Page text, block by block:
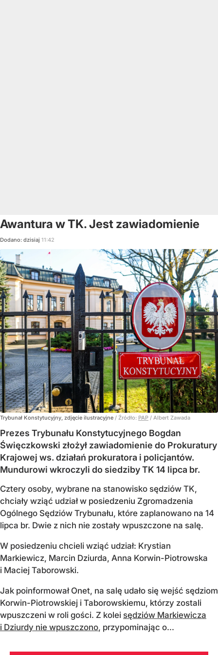
Awantura w TK. Jest zawiadomienie
Dodano: dzisiaj 11:42
Trybunał Konstytucyjny, zdjęcie ilustracyjne / Źródło: PAP / Albert Zawada
Prezes Trybunału Konstytucyjnego Bogdan
Święczkowski złożył zawiadomienie do Prokuratury
Krajowej ws. działań prokuratora i policjantów.
Mundurowi wkroczyli do siedziby TK 14 lipca br.
Cztery osoby, wybrane na stanowisko sędziów TK,
chciały wziąć udział w posiedzeniu Zgromadzenia
Ogólnego Sędziów Trybunału, które zaplanowano na 14
lipca br. Dwie z nich nie zostały wpuszczone na salę.
W posiedzeniu chcieli wziąć udział: Krystian
Markiewicz, Marcin Dziurda, Anna Korwin-Piotrowska
i Maciej Taborowski.
Jak poinformował Onet, na salę udało się wejść sędziom
Korwin-Piotrowskiej i Taborowskiemu, którzy zostali
wpuszczeni w roli gości. Z kolei sędziów Markiewicza
i Dziurdy nie wpuszczono, przypominając o...